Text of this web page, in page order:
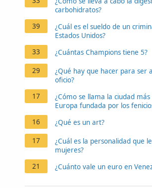
carbohidratos?
39
¿Cuál es el sueldo de un
Estados Unidos?
33
¿Cuántas Champions tiene 5?
29
¿Qué hay que hacer para ser
oficio?
17
¿Cómo se llama la ciudad
Europa fundada por los
16
¿Qué es un art?
17
¿Cuál es la personalidad que
mujeres?
21
¿Cuánto vale un euro en